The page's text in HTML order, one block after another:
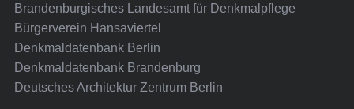
Brandenburgisches Landesamt für Denkmalpflege
Bürgerverein Hansaviertel
Denkmaldatenbank Berlin
Denkmaldatenbank Brandenburg
Deutsches Architektur Zentrum Berlin